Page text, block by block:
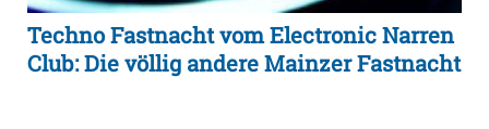
Techno Fastnacht vom Electronic Narren
Club: Die völlig andere Mainzer Fastnacht